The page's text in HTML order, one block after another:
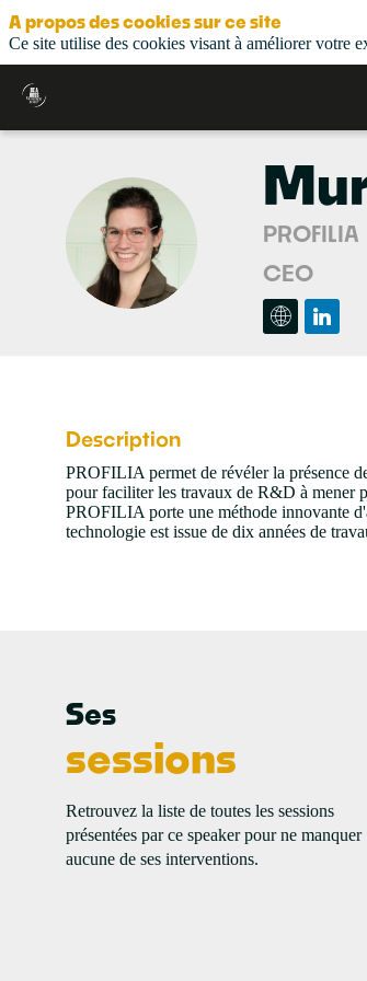
MB
PROFILIA
CEO
Description
PROFILIA permet de révéler la présence
pour faciliter les travaux de R&D à mener
PROFILIA porte une méthode innovante
technologie est issue de dix années de
Ses
sessions
Retrouvez la liste de toutes les sessions
présentées par ce speaker pour ne manquer
aucune de ses interventions.
A propos des cookies sur ce site
Ce site utilise des cookies visant à améliorer votre